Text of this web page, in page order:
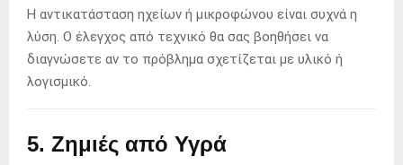
Η αντικατάσταση ηχείων ή μικροφώνου είναι συχνά η
λύση. Ο έλεγχος από τεχνικό θα σας βοηθήσει να
διαγνώσετε αν το πρόβλημα σχετίζεται με υλικό ή
λογισμικό.
5. Ζημιές από Υγρά